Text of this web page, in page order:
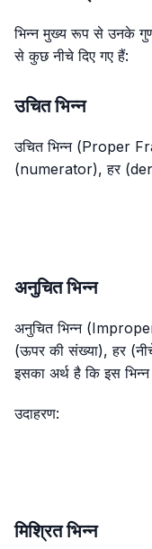
भिन्न मुख्य रूप से उनके
से कुछ नीचे दिए गए हैं:
उचित भिन्न
उचित भिन्न (Proper
(numerator), हर
अनुचित भिन्न
अनुचित भिन्न
(ऊपर की संख्या), हर
इसका अर्थ है कि इस
उदाहरण:
मिश्रित भिन्न